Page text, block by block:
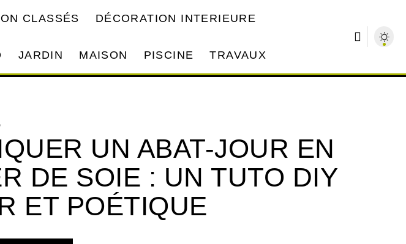
CLASSÉS DÉCORATION INTERIEURE
JARDIN MAISON PISCINE TRAVAUX
UN ABAT-JOUR EN
DE SOIE : UN TUTO DIY
ET POÉTIQUE